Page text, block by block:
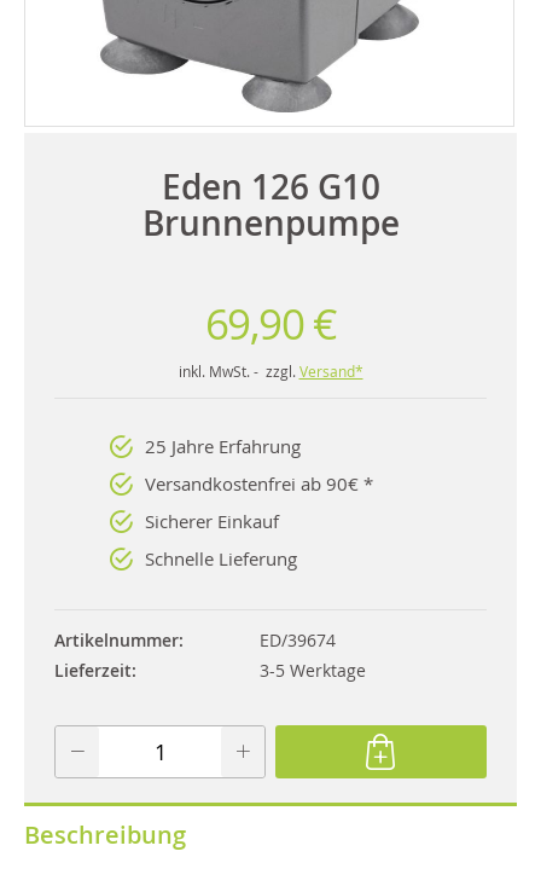
Eden 126 G10
Brunnenpumpe
69,90 €
inkl. MwSt. - zzgl. Versand*
25 Jahre Erfahrung
Versandkostenfrei ab 90€ *
Sicherer Einkauf
Schnelle Lieferung
Artikelnummer
ED/39674
Lieferzeit
3-5 Werktage
Beschreibung